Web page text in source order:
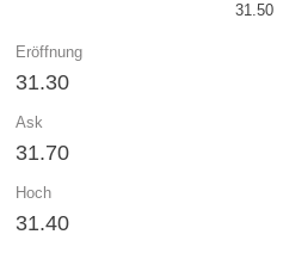
31.50
Eröffnung
31.30
Ask
31.70
Hoch
31.40